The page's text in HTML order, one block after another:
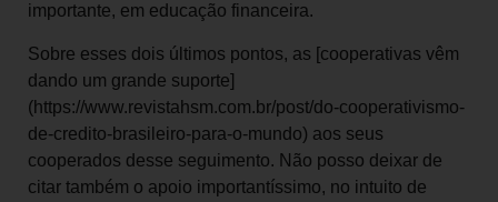
importante, em educação financeira.
Sobre esses dois últimos pontos, as [cooperativas vêm
dando um grande suporte]
(https://www.revistahsm.com.br/post/do-cooperativismo-
de-credito-brasileiro-para-o-mundo) aos seus
cooperados desse seguimento. Não posso deixar de
citar também o apoio importantíssimo, no intuito de